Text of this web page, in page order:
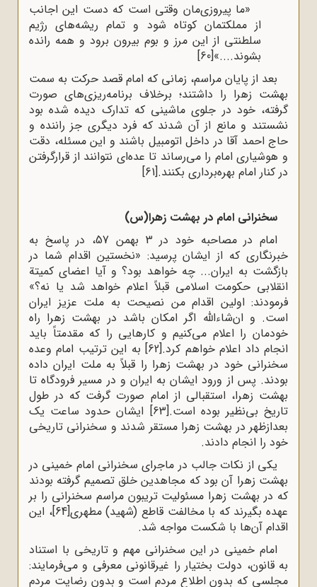
«ما پیروزی‌مان وقتی است که دست این اجانب
از مملکتمان کوتاه شود و تمام ریشه‌هاى رژیم
سلطنتی از این مرز و بوم بیرون برود و همه رانده
بشوند....»[60]
بعد از پایان مراسم، زمانی که امام قصد حرکت به سمت
بهشت زهرا را داشتند؛ برخلاف برنامه‌ریزی‌های صورت
گرفته، خود در جلوی ماشینی که تدارک دیده شده بود
نشستند و مانع از آن شدند که فرد دیگری جز راننده و
حاج احمد آقا در داخل اتومبیل باشند و این مسئله، دقت
و هوشیاری امام را می‌رساند تا عده‌ای نتوانند از قرارگرفتن
در کنار امام بهره‌برداری بکنند.[61]
سخنرانی امام در بهشت زهرا(س)
امام در مصاحبه خود در 3 بهمن 57، در پاسخ به
خبرنگاری که از ایشان پرسید: «نخستین اقدام شما در
بازگشت به ایران... چه خواهد بود؟ و آیا اعضاى کمیتة
انقلابی حکومت اسلامی ‌قبلاً اعلام خواهد شد یا نه؟»
فرمودند: اولین اقدام من نصیحت به ملت عزیز ایران
است. و ان‌شاءالله اگر امکان باشد در بهشت زهرا راه
خودمان را اعلام مى‌کنیم و کارهایی را که مقدمتاً باید
انجام داد اعلام خواهم کرد.[62]
به این ترتیب امام وعده
سخنرانی خود در بهشت زهرا را قبلاً به ملت ایران داده
بودند. پس از ورود ایشان به ایران و در مسیر فرودگاه تا
بهشت زهرا، استقبالی از امام صورت گرفت که در طول
تاریخ بی‌نظیر بوده است.[63]
ایشان حدود ساعت یک
بعدازظهر در بهشت زهرا مستقر شدند و سخنرانی تاریخی
خود را انجام دادند.
یکی از نکات جالب در ماجرای سخنرانی امام خمینی در
بهشت زهرا آن بود که مجاهدین خلق تصمیم گرفته بودند
که در بهشت زهرا مسئولیت تریبون مراسم سخنرانی را بر
عهده بگیرند که با مخالفت قاطع (شهید) مطهری[64]
، این
اقدام آن‌ها با شکست مواجه شد.
امام خمینی در این سخنرانی مهم و تاریخی با استناد
به قانون، دولت بختیار را غیرقانونی معرفی و می‌فرمایند:
مجلسی که بدون اطلاع مردم است و بدون رضایت مردم